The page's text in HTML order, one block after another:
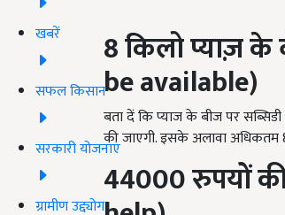
खबरें
सफल किसान
सरकारी योजनाएं
ग्रामीण उद्द्योग
8किलो प्याज़ के
be available)
बता दें कि प्याज के बीज पर
की जाएगी. इसके अलावा अधिकतम 8
44000रुपयों